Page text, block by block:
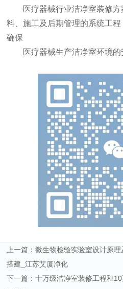
医疗器械行业洁净室装修方
料、施工及后期管理的系统工程
确保
医疗器械生产洁净室环境的
上一篇：微生物检验实验室设计原
搭建_江苏艾厦净化
下一篇：十万级洁净室装修工程和